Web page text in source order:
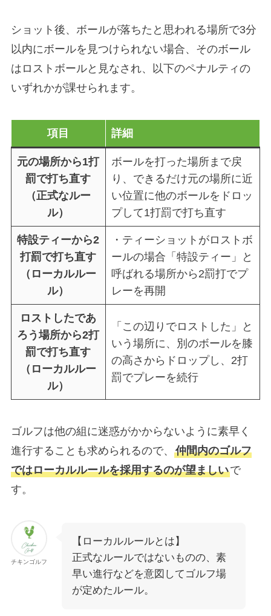
ショット後、ボールが落ちたと思われる場所で3分
以内にボールを見つけられない場合、そのボール
はロストボールと見なされ、以下のペナルティの
いずれかが課せられます。
項目 詳細
元の場所から1打
罰で打ち直す
（正式なルー
ル）
ボールを打った場所まで戻
り、できるだけ元の場所に近
い位置に他のボールをドロッ
プして1打罰で打ち直す
特設ティーから2
打罰で打ち直す
（ローカルルー
ル）
・ティーショットがロストボ
ールの場合「特設ティー」と
呼ばれる場所から2罰打でプ
レーを再開
ロストしたであ
ろう場所から2打
罰で打ち直す
（ローカルルー
ル）
「この辺りでロストした」と
いう場所に、別のボールを膝
の高さからドロップし、2打
罰でプレーを続行
ゴルフは他の組に迷惑がかからないように素早く
進行することも求められるので、 仲間内のゴルフ
ではローカルルールを採用するのが望ましいで
す。
チキンゴルフ
【ローカルルールとは】
正式なルールではないものの、素
早い進行などを意図してゴルフ場
が定めたルール。